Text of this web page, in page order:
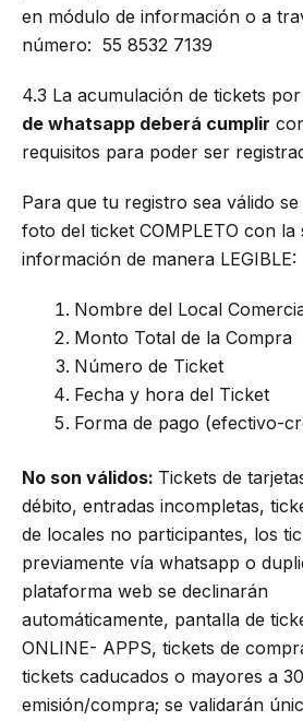
en módulo de información o a
número: 55 8532 7139
4.3 La acumulación de tickets por
de whatsapp deberá cumplir
requisitos para poder ser
Para que tu registro sea válido
foto del ticket COMPLETO con la
información de manera LEGIBLE:
Nombre del Local
Monto Total de la Compra
Número de Ticket
Fecha y hora del Ticket
Forma de pago (efectivo-
No son válidos: Tickets de
débito, entradas incompletas,
de locales no participantes, los
previamente vía whatsapp o
plataforma web se declinarán
automáticamente, pantalla de
ONLINE- APPS, tickets de
tickets caducados o mayores a
emisión/compra; se validarán